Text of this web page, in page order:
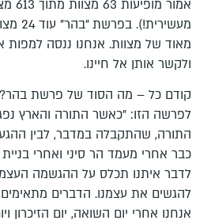
מאוד של מצוות. אנחנו ננסה
ולקשר אותן אל חיינו.
קודם כל – מה הסוד של פרשת
לפרשה הזו: "כאשר התורה והארץ
התורה, שהתקבלה במדבר, לבין
כבר אחרי מעמד הר סיני ואחרי
לדבר איתנו תכלס על ההגשמה
להגשים את עצמנו. הדברים
אנחנו אחרי יום השואה, יום הזיכרון